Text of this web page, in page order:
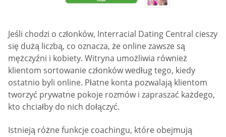
Jeśli chodzi o członków, Interracial Dating Central cieszy
się dużą liczbą, co oznacza, że online zawsze są
mężczyźni i kobiety. Witryna umożliwia również
klientom sortowanie członków według tego, kiedy
ostatnio byli online. Płatne konta pozwalają klientom
tworzyć prywatne pokoje rozmów i zapraszać każdego,
kto chciałby do nich dołączyć.
Istnieją różne funkcje coachingu, które obejmują